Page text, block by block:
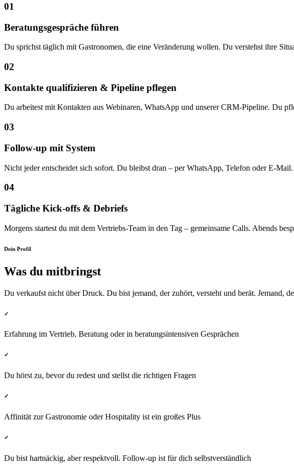
01
Beratungsgespräche führen
Du sprichst täglich mit Gastronomen, die eine Veränderung wollen. Du verstehst ihre
02
Kontakte qualifizieren & Pipeline pflegen
Du arbeitest mit Kontakten aus Webinaren, WhatsApp und unserer CRM-Pipeline. Du
03
Follow-up mit System
Nicht jeder entscheidet sich sofort. Du bleibst dran – per WhatsApp, Telefon oder E-
04
Tägliche Kick-offs & Debriefs
Morgens startest du mit dem Vertriebs-Team in den Tag – gemeinsame Calls. Abends
Dein Profil
Was du mitbringst
Du verkaufst nicht über Druck. Du bist jemand, der zuhört, versteht und berät. Jemand,
✓
Erfahrung im Vertrieb, Beratung oder in beratungsintensiven Gesprächen
✓
Du hörst zu, bevor du redest und stellst die richtigen Fragen
✓
Affinität zur Gastronomie oder Hospitality ist ein großes Plus
✓
Du bist hartnäckig, aber respektvoll. Follow-up ist für dich selbstverständlich